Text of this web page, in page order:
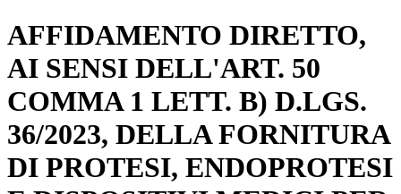
AFFIDAMENTO DIRETTO,
AI SENSI DELL'ART. 50
COMMA 1 LETT. B) D.LGS.
36/2023, DELLA FORNITURA
DI PROTESI, ENDOPROTESI